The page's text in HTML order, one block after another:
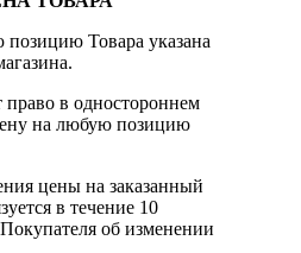
Товара указана
в одностороннем
на любую позицию
цены на заказанный
в течение 10
об изменении